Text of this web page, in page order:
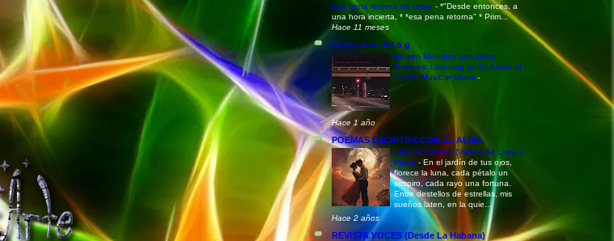
Esa pena retorna sin cesar- *"Desde entonces, a
una hora incierta, * *esa pena retorna" * Prim...
Hace 11 meses
t u m i a m i b l o g
Broken Melodies and Deep
Grooves: Listening at the Limits of
Cuban Music in Miami -
Hace 1 año
POEMAS ESCRITOS CON EL ALMA
Latidos Eternos (Versos de Luna y
Plata) - En el jardín de tus ojos,
florece la luna, cada pétalo un
suspiro, cada rayo una fortuna.
Entre destellos de estrellas, mis
sueños laten, en la quie...
Hace 2 años
REVISTA VOCES (Desde La Habana)